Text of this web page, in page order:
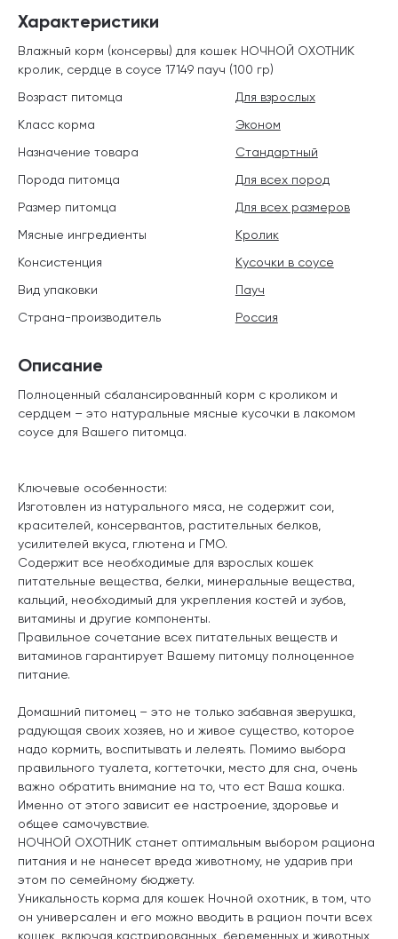
Описание
Полноценный сбалансированный корм с кроликом и
сердцем – это натуральные мясные кусочки в лакомом
соусе для Вашего питомца.
Ключевые особенности:
Изготовлен из натурального мяса, не содержит сои,
красителей, консервантов, растительных белков,
усилителей вкуса, глютена и ГМО.
Содержит все необходимые для взрослых кошек
питательные вещества, белки, минеральные вещества,
кальций, необходимый для укрепления костей и зубов,
витамины и другие компоненты.
Правильное сочетание всех питательных веществ и
витаминов гарантирует Вашему питомцу полноценное
питание.
Домашний питомец – это не только забавная зверушка,
радующая своих хозяев, но и живое существо, которое
надо кормить, воспитывать и лелеять. Помимо выбора
правильного туалета, когтеточки, место для сна, очень
важно обратить внимание на то, что ест Ваша кошка.
Именно от этого зависит ее настроение, здоровье и
общее самочувствие.
НОЧНОЙ ОХОТНИК станет оптимальным выбором рациона
питания и не нанесет вреда животному, не ударив при
этом по семейному бюджету.
Уникальность корма для кошек Ночной охотник, в том, что
он универсален и его можно вводить в рацион почти всех
кошек, включая кастрированных, беременных и животных
Характеристики
Влажный корм (консервы) для кошек НОЧНОЙ ОХОТНИК
кролик, сердце в соусе 17149 пауч (100 гр)
Возраст питомца
Для взрослых
Класс корма
Эконом
Назначение товара
Стандартный
Порода питомца
Для всех пород
Размер питомца
Для всех размеров
Мясные ингредиенты
Кролик
Консистенция
Кусочки в соусе
Вид упаковки
Пауч
Страна-производитель
Россия